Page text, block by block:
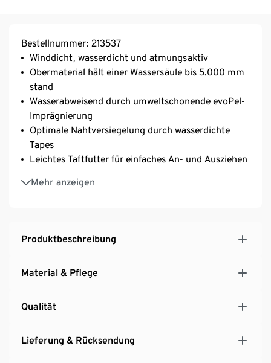
Bestellnummer: 213537
Winddicht, wasserdicht und atmungsaktiv
Obermaterial hält einer Wassersäule bis 5.000 mm
stand
Wasserabweisend durch umweltschonende evoPel-
Imprägnierung
Optimale Nahtversiegelung durch wasserdichte
Tapes
Leichtes Taftfutter für einfaches An- und Ausziehen
Mehr anzeigen
Fußstege für perfekten Sitz
Längenverstellbare, elastische Y-Träger
Produktbeschreibung
Material & Pflege
Qualität
Lieferung & Rücksendung